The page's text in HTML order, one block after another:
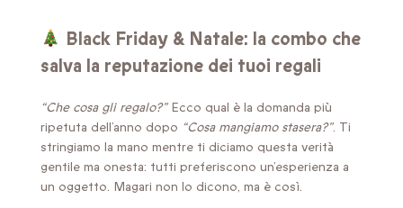
Black Friday & Natale: la combo che
salva la reputazione dei tuoi regali
“Che cosa gli regalo?”Ecco qual è la domanda più
ripetuta dell’anno dopo “Cosa mangiamo stasera?”. Ti
stringiamo la mano mentre ti diciamo questa verità
gentile ma onesta: tutti preferiscono un’esperienza a
un oggetto. Magari non lo dicono, ma è così.